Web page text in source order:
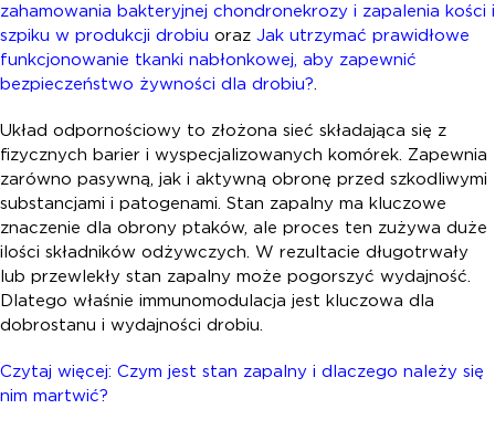
zahamowania bakteryjnej chondronekrozy i zapalenia kości i
szpiku w produkcji drobiu oraz Jak utrzymać prawidłowe
funkcjonowanie tkanki nabłonkowej, aby zapewnić
bezpieczeństwo żywności dla drobiu?.
Układ odpornościowy to złożona sieć składająca się z
fizycznych barier i wyspecjalizowanych komórek. Zapewnia
zarówno pasywną, jak i aktywną obronę przed szkodliwymi
substancjami i patogenami. Stan zapalny ma kluczowe
znaczenie dla obrony ptaków, ale proces ten zużywa duże
ilości składników odżywczych. W rezultacie długotrwały
lub przewlekły stan zapalny może pogorszyć wydajność.
Dlatego właśnie immunomodulacja jest kluczowa dla
dobrostanu i wydajności drobiu.
Czytaj więcej: Czym jest stan zapalny i dlaczego należy się
nim martwić?